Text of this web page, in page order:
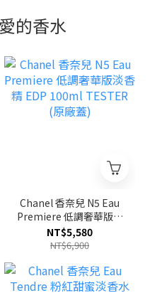
的香水
Chanel 香奈兒 N5 Eau
Premiere 低調奢華版淡
香精 EDP 100ml
TESTER (原廠蓋)
NT$5,580
NT$6,900